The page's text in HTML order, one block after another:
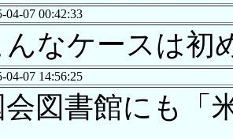
04-07 00:42:33
んなケースは
04-07 14:56:25
会図書館にも「